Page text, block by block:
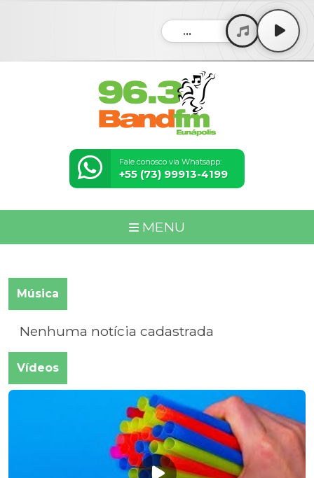
...
Fale conosco via Whatsapp:
+55 (73) 99913-4199
MENU
Música
Nenhuma notícia cadastrada
Vídeos